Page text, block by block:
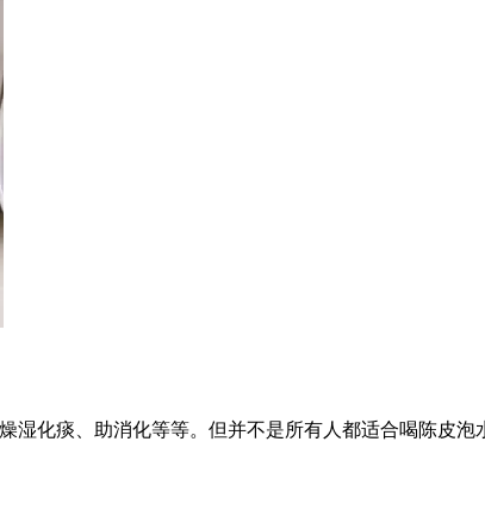
化痰、助消化等等。但并不是所有人都适合喝陈皮泡